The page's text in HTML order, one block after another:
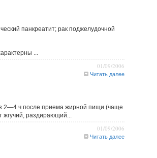
панкреатит; рак поджелудочной
...
01/09/2006
Читать далее
2—4 ч после приема жирной пищи (чаще
жгучий, раздирающий...
01/09/2006
Читать далее